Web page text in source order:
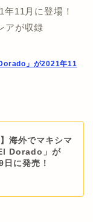
11月に登場！
アが収録
」が2021年11
海外でマキシマ
Dorado」が
に発売！